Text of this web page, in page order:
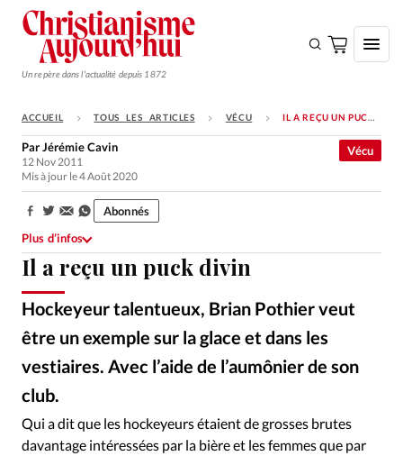
Un repère dans l'actualité depuis 1872
S'ABONNER
Monde
Opinions
Tous les articles
Faire un don
Emploi
Se connecter
Édition: Internationale
Devise: CHF
ACCUEIL TOUS LES ARTICLES VÉCU IL A REÇU UN PUCK DIVIN
Il a reçu un puck divin
Hockeyeur talentueux, Brian Pothier veut
être un exemple sur la glace et dans les
vestiaires. Avec l’aide de l’aumônier de son
club.
Vécu
ParJérémie Cavin
12 Nov 2011
Mis à jour le 4 Août 2020
Partager:
Abonnés
Plus d’infos
Qui a dit que les hockeyeurs étaient de grosses brutes
davantage intéressées par la bière et les femmes que par